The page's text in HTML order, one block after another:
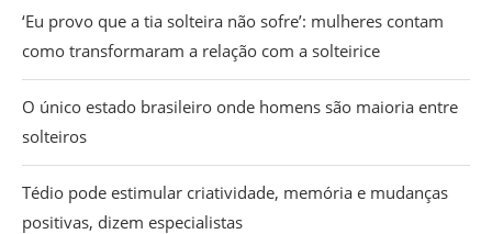
‘Eu provo que a tia solteira não sofre’: mulheres contam
como transformaram a relação com a solteirice
O único estado brasileiro onde homens são maioria entre
solteiros
Tédio pode estimular criatividade, memória e mudanças
positivas, dizem especialistas